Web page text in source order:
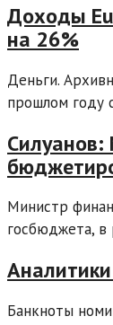
Доходы
на 26%
Деньги.
прошлом году
Силуанов:
Министр
госбюджета, в
Банкноты